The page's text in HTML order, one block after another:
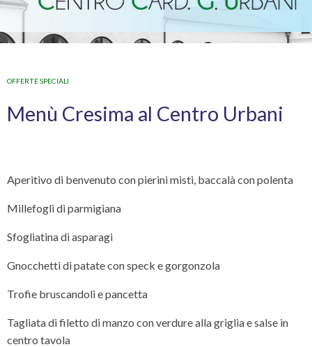
content
OFFERTE SPECIALI
Menù Cresima al Centro Urbani
Aperitivo di benvenuto con pierini misti, baccalà con polenta
Millefogli di parmigiana
Sfogliatina di asparagi
Gnocchetti di patate con speck e gorgonzola
Trofie bruscandoli e pancetta
Tagliata di filetto di manzo con verdure alla griglia e salse in
centro tavola